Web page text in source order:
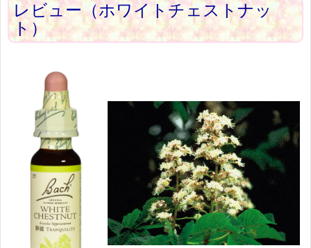
レビュー（ホワイトチェストナッ
ト）